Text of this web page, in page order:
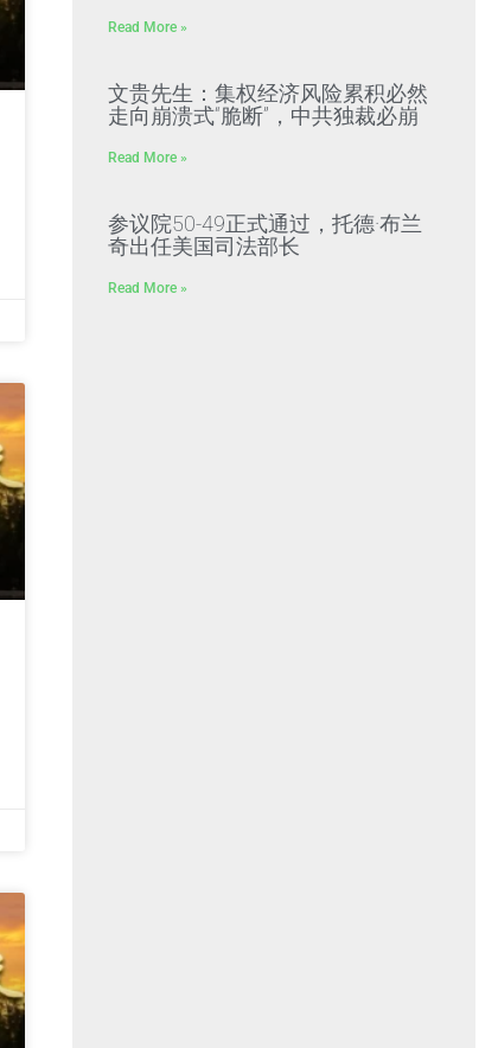
Read More »
文贵先生：集权经济风险累积必然
走向崩溃式“脆断”，中共独裁必崩
Read More »
参议院50-49正式通过，托德·布兰
奇出任美国司法部长
Read More »